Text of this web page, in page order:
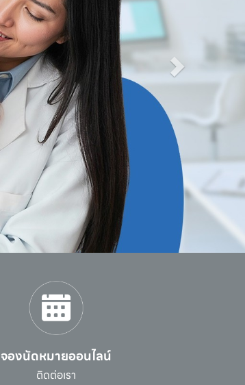
จองนัดหมายออนไลน์
ติดต่อเรา